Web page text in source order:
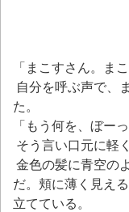
「まこすさん。ま
自分を呼ぶ声で、
た。
「もう何を、ぼー
そう言い口元に軽
金色の髪に青空の
だ。頬に薄く見え
立てている。